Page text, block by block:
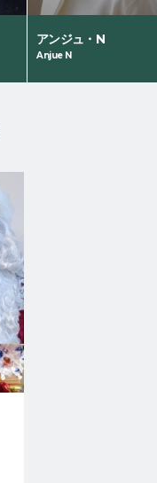
Eテレ「小学生の基
礎英語 on TV」す
アンジュ・N
Anjue N